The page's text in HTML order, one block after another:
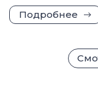
Подробнее